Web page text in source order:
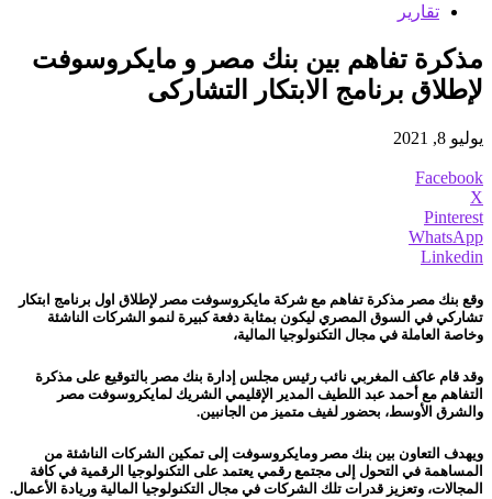
تقارير
مذكرة تفاهم بين بنك مصر و مايكروسوفت
لإطلاق برنامج الابتكار التشاركى
يوليو 8, 2021
Facebook
X
Pinterest
WhatsApp
Linkedin
وقع بنك مصر مذكرة تفاهم مع شركة مايكروسوفت مصر لإطلاق اول برنامج ابتكار
تشاركي في السوق المصري ليكون بمثابة دفعة كبيرة لنمو الشركات الناشئة
وخاصة العاملة في مجال التكنولوجيا المالية،
وقد قام عاكف المغربي نائب رئيس مجلس إدارة بنك مصر بالتوقيع على مذكرة
التفاهم مع أحمد عبد اللطيف المدير الإقليمي الشريك لمايكروسوفت مصر
والشرق الأوسط، بحضور لفيف متميز من الجانبين.
ويهدف التعاون بين بنك مصر ومايكروسوفت إلى تمكين الشركات الناشئة من
المساهمة في التحول إلى مجتمع رقمي يعتمد على التكنولوجيا الرقمية في كافة
المجالات، وتعزيز قدرات تلك الشركات في مجال التكنولوجيا المالية وريادة الأعمال.